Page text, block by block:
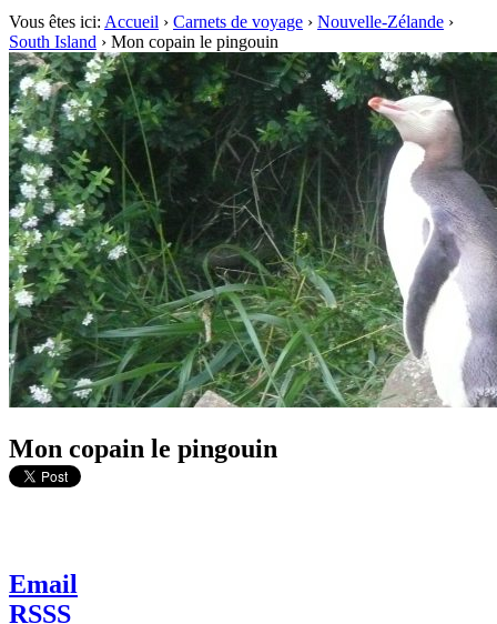
Vous êtes ici: Accueil › Carnets de voyage › Nouvelle-Zélande ›
South Island › Mon copain le pingouin
Mon copain le pingouin
Email
RSSS